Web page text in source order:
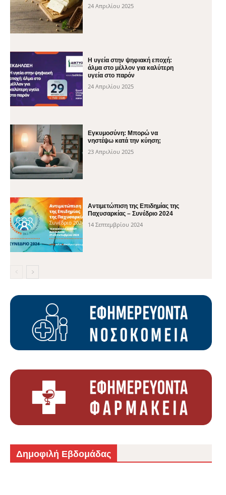
24 Απριλίου 2025
H υγεία στην ψηφιακή εποχή:
άλμα στο μέλλον για καλύτερη
υγεία στο παρόν
24 Απριλίου 2025
Εγκυμοσύνη: Μπορώ να
νηστέψω κατά την κύηση;
23 Απριλίου 2025
Αντιμετώπιση της Επιδημίας της
Παχυσαρκίας – Συνέδριο 2024
14 Σεπτεμβρίου 2024
Δημοφιλή Εβδομάδας